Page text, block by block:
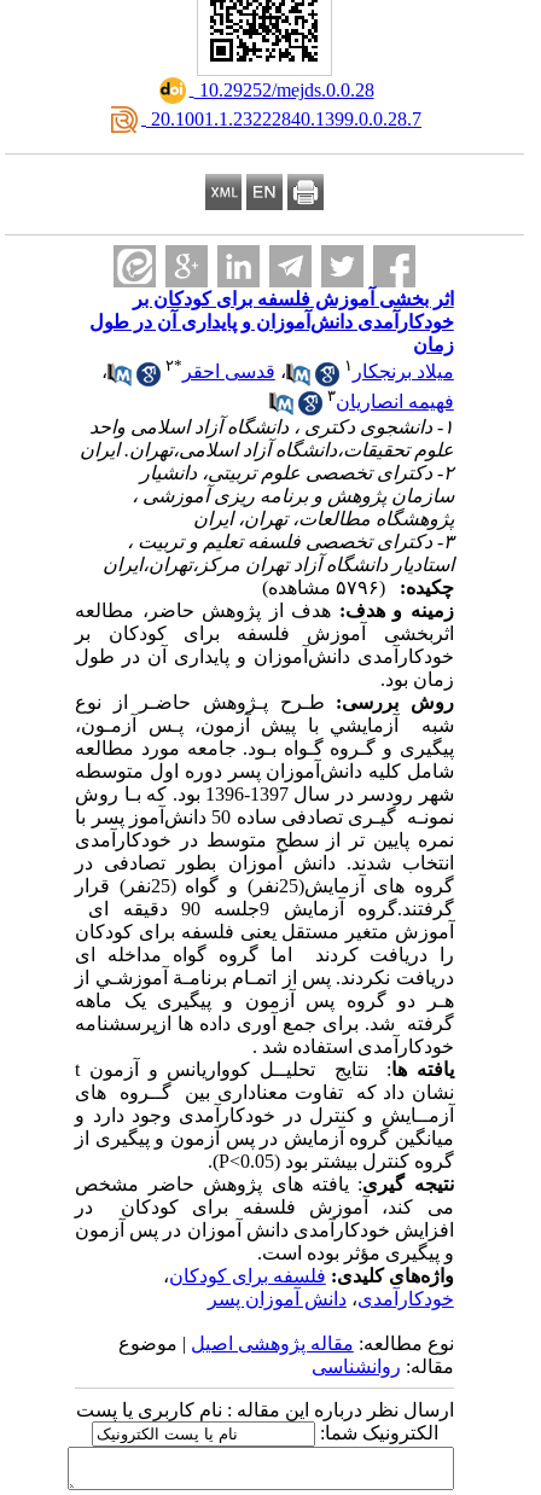
‎ 10.29252/mejds.0.0.28
‎ 20.1001.1.23222840.1399.0.0.28.7
اثر بخشی آموزش فلسفه برای کودکان بر
خودکارآمدی دانش‌آموزان و پایداری آن در طول
زمان
میلاد برنجکار۱ ،قدسی احقر ۲
،
فهیمه انصاریان ۳
۱- دانشجوی دکتری ، دانشگاه آزاد اسلامی واحد
علوم تحقیقات،دانشگاه آزاد اسلامی،تهران. ایران
۲- دکترای تخصصی علوم تربیتی، دانشیار
سازمان پژوهش و برنامه ریزی آموزشی ،
پژوهشگاه مطالعات، تهران، ایران
۳- دکترای تخصصی فلسفه تعلیم و تربیت ،
استادیار دانشگاه آزاد تهران مرکز،تهران،ایران
چکیده:
زمینه و هدف:هدف از پژوهش حاضر، مطالعه
اثربخشی آموزش فلسفه برای کودکان بر
خودکارآمدی دانش‌آموزان و پایداری آن در طول
زمان بود.
روش بررسی: ﻃـﺮح ﭘـﮋوﻫﺶ ﺣﺎﺿـﺮ از ﻧﻮع
ﺷﺒﻪ آزﻣﺎﻳﺸﻲ ﺑﺎ ﭘﻴﺶ آزﻣﻮن، ﭘـس آزﻣـﻮن،
پیگیری و ﮔـﺮوه ﮔـﻮاه ﺑـﻮد. جامعه مورد مطالعه
شامل کلیه دانش‌آموزان پسر دوره اول متوسطه
شهر رودسر در سال 1397-1396 بود. که ﺑـﺎ روش
ﻧﻤﻮﻧـﻪ ﮔﻴـﺮی تصادفی ساده 50 داﻧﺶآﻣﻮز پسر با
نمره پایین تر از سطح متوسط در خودکارآمدی
انتخاب شدند. دانش آموزان بطور تصادفی در
گروه های آزمایش(25نفر) و گواه (25نفر) قرار
گرفتند.گروه آزمایش 9جلسه 90 دقیقه ای
آموزش متغیر مستقل یعنی فلسفه برای کودکان
را دریافت کردند اما گروه گواه مداخله ای
دریافت نکردند. ﭘﺲ از اﺗﻤـﺎم ﺑﺮﻧﺎﻣـﺔ آﻣﻮزﺷـﻲ از
ﻫـﺮ دو ﮔﺮوه ﭘﺲ آزﻣﻮن و پیگیری یک ماهه
ﮔﺮﻓﺘﻪ ﺷﺪ. برای جمع آوری داده ها ازپرسشنامه
خودکارآمدی استفاده شد .
یافته ها: نتایج ﺗﺤﻠﻴــﻞ کوواریانس و آزمونt
نشان داد که تفاوت معناداری بین ﮔــﺮوه های
آزﻣــﺎﻳﺶ و کنترل در خودکارآمدی وجود دارد و
میانگین گروه آزمایش در پس آزمون و پیگیری از
گروه کنترل بیشتر بود ( P<0.05
).
نتیجه گیری: یافته های پژوهش حاضر مشخص
می کند، آموزش فلسفه برای کودکان در
افزایش خودکارآمدی دانش آموزان در پس آزمون
و پیگیری مؤثر بوده است.
واژه‌های کلیدی:فلسفه برای کودکان،
خودکارآمدی،دانش آموزان پسر
نوع مطالعه:مقاله پژوهشی اصیل| موضوع
مقاله:روانشناسی
ارسال نظر درباره این مقاله : نام کاربری یا پست
الکترونیک شما: